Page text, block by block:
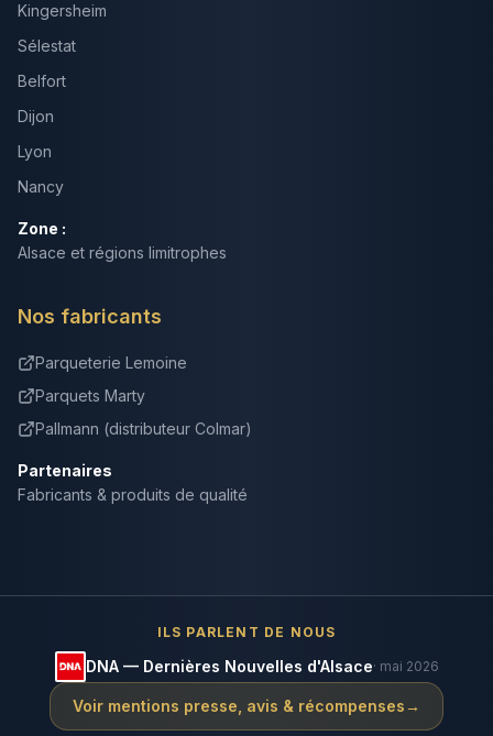
Kingersheim
Sélestat
Belfort
Dijon
Lyon
Nancy
Zone :
Alsace et régions limitrophes
Nos fabricants
Parqueterie Lemoine
Parquets Marty
Pallmann (distributeur Colmar)
Partenaires
Fabricants & produits de qualité
ILS PARLENT DE NOUS
DNA — Dernières Nouvelles d'Alsace· mai 2026
Voir mentions presse, avis & récompenses→